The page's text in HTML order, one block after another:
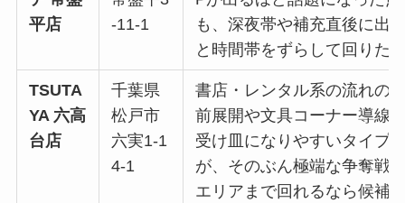
平店
-11-1
も、深夜帯や補充直後に出
と時間帯をずらして回りた
TSUTA
YA 六高
台店
千葉県
松戸市
六実1-1
4-1
書店・レンタル系の流れの
前展開や文具コーナー導線
受け皿になりやすいタイプ
が、そのぶん極端な争奪戦
エリアまで回れるなら候補